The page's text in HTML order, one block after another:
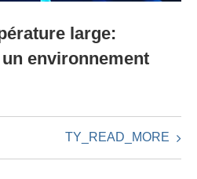
large:
environnement
TY_READ_MORE